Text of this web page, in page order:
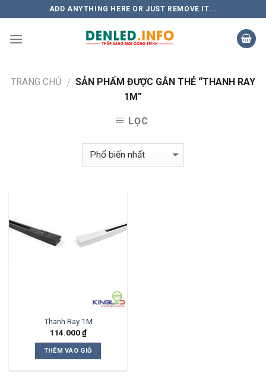
to
content
ADD ANYTHING HERE OR JUST REMOVE IT...
TRANG CHỦ / SẢN PHẨM ĐƯỢC GẮN THẺ “THANH RAY
1M”
LỌC
Thanh Ray 1M
114.000₫
THÊM VÀO GIỎ